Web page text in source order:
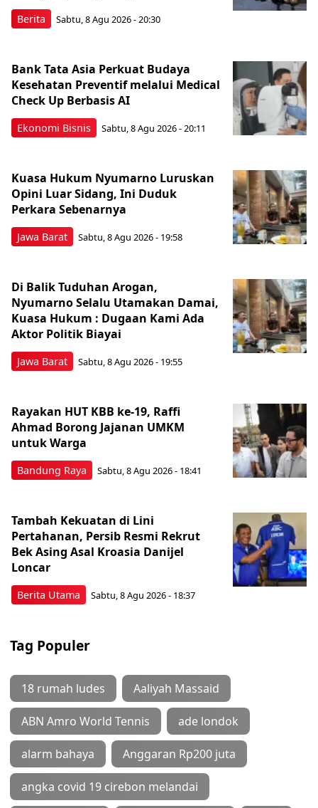
Berita Sabtu, 8 Agu 2026 - 20:30
Ekonomi Bisnis
Bank Tata Asia Perkuat Budaya
Kesehatan Preventif melalui Medical
Check Up Berbasis AI
Sabtu, 8 Agu 2026 - 20:11
Jawa Barat
Kuasa Hukum Nyumarno Luruskan
Opini Luar Sidang, Ini Duduk
Perkara Sebenarnya ​
Sabtu, 8 Agu 2026 - 19:58
Jawa Barat
Di Balik Tuduhan Arogan,
Nyumarno Selalu Utamakan Damai,
Kuasa Hukum : Dugaan Kami Ada
Aktor Politik Biayai
Sabtu, 8 Agu 2026 - 19:55
Bandung Raya
Rayakan HUT KBB ke-19, Raffi
Ahmad Borong Jajanan UMKM
untuk Warga
Sabtu, 8 Agu 2026 - 18:41
Berita Utama
Tambah Kekuatan di Lini
Pertahanan, Persib Resmi Rekrut
Bek Asing Asal Kroasia Danijel
Loncar
Sabtu, 8 Agu 2026 - 18:37
Tag Populer
18 rumah ludes Aaliyah Massaid
ABN Amro World Tennis ade londok
alarm bahaya Anggaran Rp200 juta
angka covid 19 cirebon melandai